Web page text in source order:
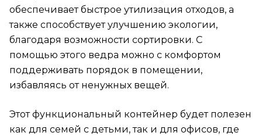
обеспечивает быстрое утилизация отходов, а
также способствует улучшению экологии,
благодаря возможности сортировки. С
помощью этого ведра можно с комфортом
поддерживать порядок в помещении,
избавляясь от ненужных вещей.
Этот функциональный контейнер будет полезен
как для семей с детьми, так и для офисов, где